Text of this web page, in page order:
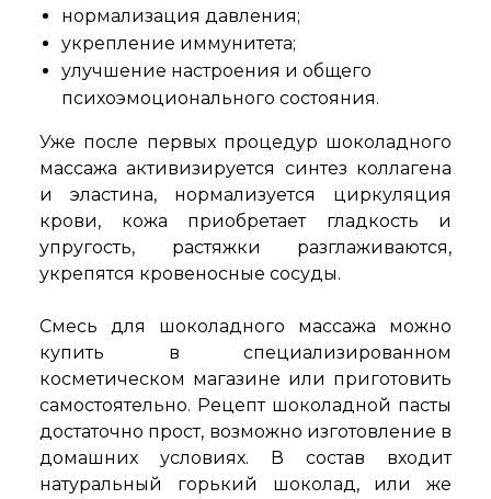
нормализация давления;
укрепление иммунитета;
улучшение настроения и общего
психоэмоционального состояния.
Уже после первых процедур шоколадного
массажа активизируется синтез коллагена
и эластина, нормализуется циркуляция
крови, кожа приобретает гладкость и
упругость, растяжки разглаживаются,
укрепятся кровеносные сосуды.
Смесь для шоколадного массажа можно
купить в специализированном
косметическом магазине или приготовить
самостоятельно. Рецепт шоколадной пасты
достаточно прост, возможно изготовление в
домашних условиях. В состав входит
натуральный горький шоколад, или же